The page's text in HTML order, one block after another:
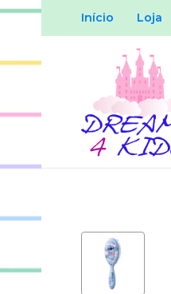
Início Loja